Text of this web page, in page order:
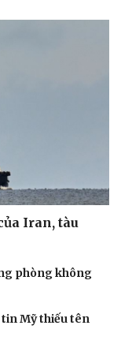
Iran, tàu
phòng không
Mỹ thiếu tên